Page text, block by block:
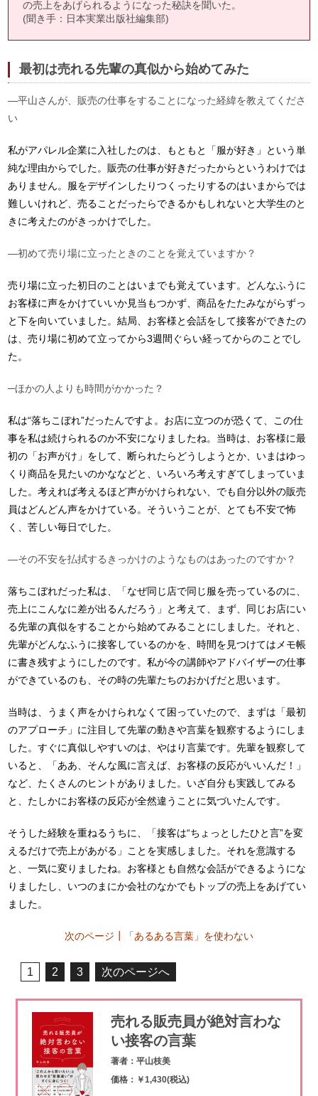
の売上をあげられるようになった秘訣を聞いた。
(聞き手：日本実業出版社編集部)
最初は売れる先輩の真似から始めてみた
―平山さんが、販売の仕事をすることになった経緯を教えてくださ
い
私がアパレル企業に入社したのは、もともと「服が好き」という単
純な理由からでした。販売の仕事が好きだったからというわけでは
ありません。服をデザインしたりつくったりするのはいまからでは
難しいけれど、売ることだったらできるかもしれないと大学生のと
きに考えたのがきっかけでした。
―初めて売り場に立ったときのことを覚えていますか？
売り場に立った初日のことはいまでも覚えています。どんなふうに
お客様に声をかけていいか見当もつかず、商品をたたみながらずっ
と下を向いていました。結局、お客様と会話をして接客ができたの
は、売り場に初めて立ってから3週間ぐらい経ってからのことでし
た。
─ほかの人よりも時間がかかった？
私は“落ちこぼれ”だったんですよ。お店に立つのが恐くて、この仕
事を私は続けられるのか不安になりましたね。当時は、お客様に最
初の「お声がけ」をして、断られたらどうしようとか、いまはゆっ
くり商品を見たいのかななどと、いろいろ考えすぎてしまっていま
した。考えれば考えるほど声がかけられない、でも自分以外の販売
員はどんどん声をかけている。そういうことが、とても不安で怖
く、苦しい毎日でした。
―その不安を払拭するきっかけのようなものはあったのですか？
落ちこぼれだった私は、「なぜ同じ店で同じ服を売っているのに、
売上にこんなに差が出るんだろう」と考えて、まず、同じお店にい
る先輩の真似をすることから始めてみることにしました。それと、
先輩がどんなふうに接客しているのかを、時間を見つけてはメモ帳
に書き残すようにしたのです。私が今の講師やアドバイザーの仕事
ができているのも、その時の先輩たちのおかげだと思います。
当時は、うまく声をかけられなくて困っていたので、まずは「最初
のアプローチ」に注目して先輩の動きや言葉を観察するようにしま
した。すぐに真似しやすいのは、やはり言葉です。先輩を観察して
いると、「ああ、そんな風に言えば、お客様の反応がいいんだ！」
など、たくさんのヒントがありました。いざ自分も実践してみる
と、たしかにお客様の反応が全然違うことに気づいたんです。
そうした経験を重ねるうちに、「接客は“ちょっとしたひと言”を変
えるだけで売上があがる」ことを実感しました。それを意識する
と、一気に変りましたね。お客様とも自然な会話ができるようにな
りましたし、いつのまにか会社のなかでもトップの売上をあげてい
ました。
次のページ┃「あるある言葉」を使わない
1 2 3 次のページへ
売れる販売員が絶対言わな
い接客の言葉
著者：平山枝美
価格：￥1,430(税込)